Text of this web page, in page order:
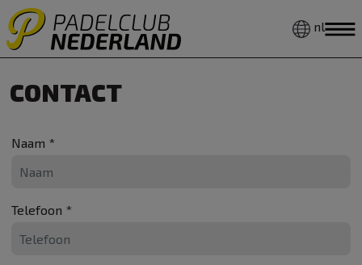
nl
CONTACT
Naam *
Telefoon *